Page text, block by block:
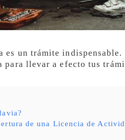
un trámite
llevar a efecto tus
de una Licencia de